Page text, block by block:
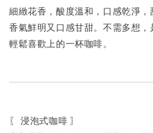
細緻花香，酸度溫和，口感乾淨，
香氣鮮明又口感甘甜。不需多想，
輕鬆喜歡上的一杯咖啡。
〖 浸泡式咖啡 〗